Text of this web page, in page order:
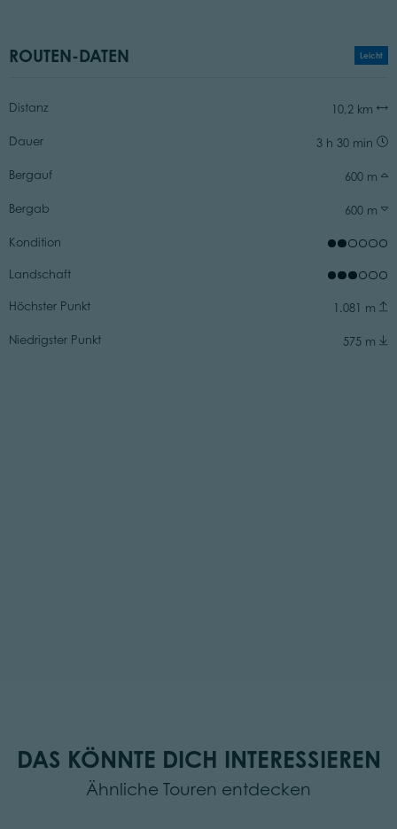
ROUTEN-DATEN Leicht
Distanz 10,2 km
Dauer 3 h 30 min
Bergauf 600 m
Bergab 600 m
Kondition
Landschaft
Höchster Punkt 1.081 m
Niedrigster Punkt 575 m
DAS KÖNNTE DICH INTERESSIEREN
Ähnliche Touren entdecken